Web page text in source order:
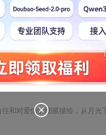
举报
和对爱情的细腻描绘，从月光